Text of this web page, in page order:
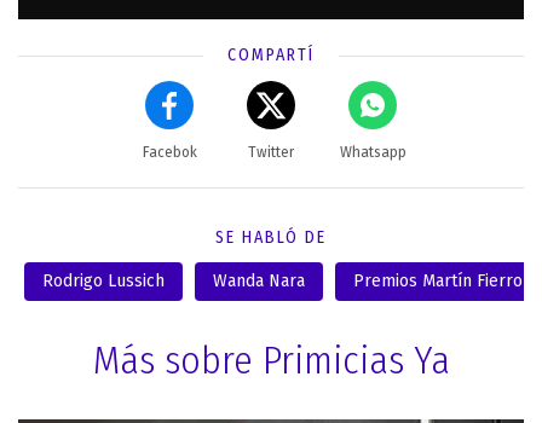
COMPARTÍ
Facebok Twitter Whatsapp
SE HABLÓ DE
Rodrigo Lussich Wanda Nara Premios Martín Fierro
Más sobre Primicias Ya